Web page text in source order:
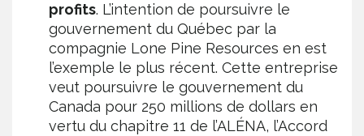
profits. L’intention de poursuivre le
gouvernement du Québec par la
compagnie Lone Pine Resources en est
l’exemple le plus récent. Cette entreprise
veut poursuivre le gouvernement du
Canada pour 250 millions de dollars en
vertu du chapitre 11 de l’ALÉNA, l’Accord